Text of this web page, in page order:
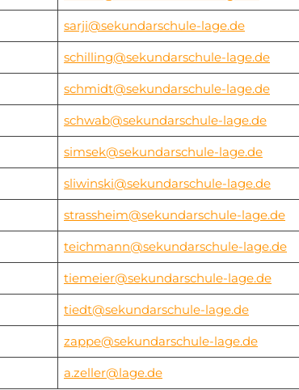
sarji@sekundarschule-lage.de
schilling@sekundarschule-lage.de
schmidt@sekundarschule-lage.de
schwab@sekundarschule-lage.de
simsek@sekundarschule-lage.de
sliwinski@sekundarschule-lage.de
strassheim@sekundarschule-lage.de
teichmann@sekundarschule-lage.de
tiemeier@sekundarschule-lage.de
tiedt@sekundarschule-lage.de
zappe@sekundarschule-lage.de
a.zeller@lage.de